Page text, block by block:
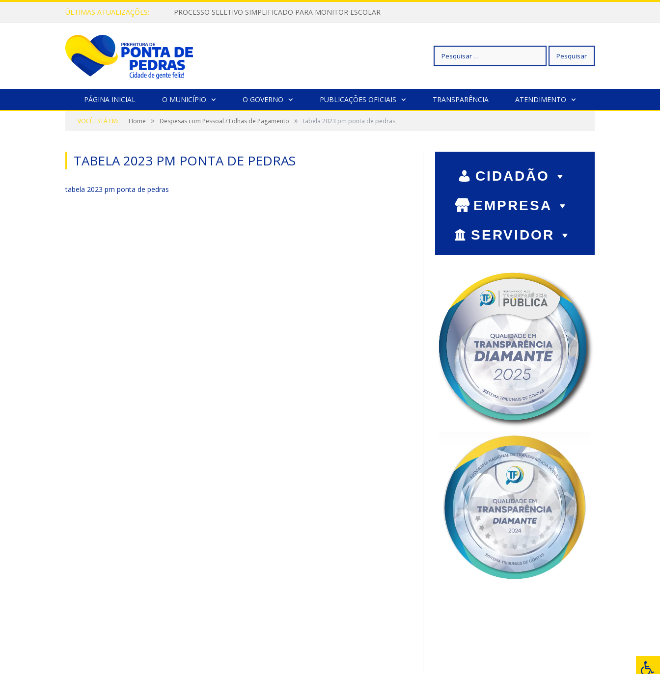
ÚLTIMAS ATUALIZAÇÕES: PROCESSO SELETIVO SIMPLIFICADO PARA MONITOR ESCOLAR
Pesquisar
PÁGINA INICIAL O MUNICÍPIO O GOVERNO PUBLICAÇÕES OFICIAIS TRANSPARÊNCIA ATENDIMENTO
VOCÊ ESTÁ EM: Home » Despesas com Pessoal / Folhas de Pagamento » tabela 2023 pm ponta de pedras
TABELA 2023 PM PONTA DE PEDRAS
tabela 2023 pm ponta de pedras
CIDADÃO
EMPRESA
SERVIDOR